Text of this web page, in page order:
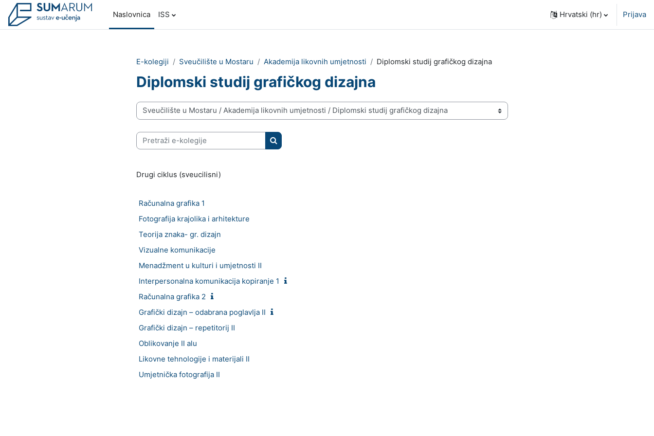
Preskoči na sadržaj
Naslovnica
ISS Hrvatski ‎(hr)‎ Prijava
E-kolegiji Sveučilište u Mostaru Akademija likovnih umjetnosti Diplomski studij grafičkog dizajna
Diplomski studij grafičkog dizajna
Popis e-kolegija
Pretraži e-kolegije
Pretraži e-kolegije
Drugi ciklus (sveucilisni)
Računalna grafika 1
Fotografija krajolika i arhitekture
Teorija znaka- gr. dizajn
Vizualne komunikacije
Menadžment u kulturi i umjetnosti II
Interpersonalna komunikacija kopiranje 1
Računalna grafika 2
Grafički dizajn – odabrana poglavlja II
Grafički dizajn – repetitorij II
Oblikovanje II alu
Likovne tehnologije i materijali II
Umjetnička fotografija II